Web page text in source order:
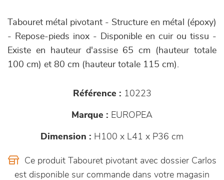
Tabouret métal pivotant - Structure en métal (époxy)
- Repose-pieds inox - Disponible en cuir ou tissu -
Existe en hauteur d'assise 65 cm (hauteur totale
100 cm) et 80 cm (hauteur totale 115 cm).
Référence : 10223
Marque : EUROPEA
Dimension : H100 x L41 x P36 cm
Ce produit Tabouret pivotant avec dossier Carlos
est disponible sur commande dans votre magasin